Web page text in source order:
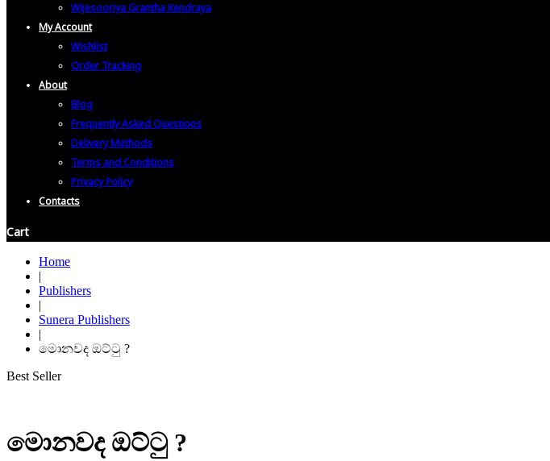
Wijesooriya Grantha Kendraya
My Account
Wishlist
Order Tracking
About
Blog
Frequently Asked Questions
Delivery Methods
Terms and Conditions
Privacy Policy
Contacts
Cart
Home
|
Publishers
|
Sunera Publishers
|
මොනවද ඔට්ටු ?
Best Seller
මොනවද ඔට්ටු ?